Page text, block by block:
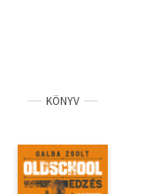
KÖNYV